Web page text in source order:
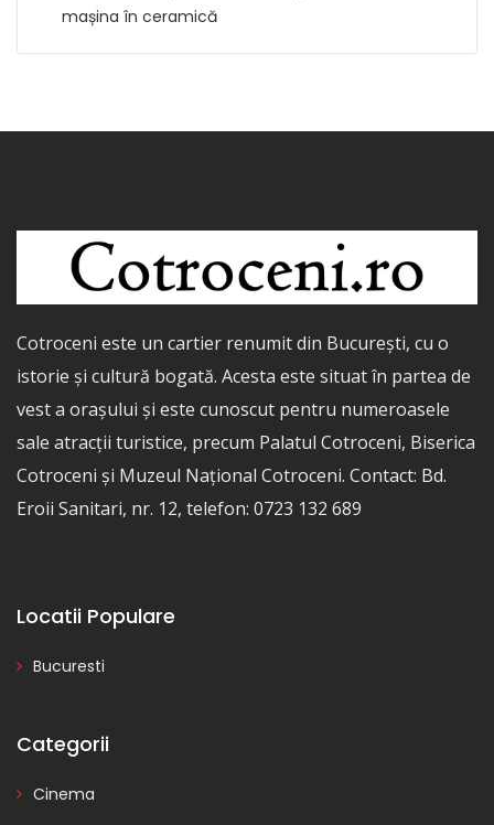
mașina în ceramică
Cotroceni este un cartier renumit din București, cu o
istorie și cultură bogată. Acesta este situat în partea de
vest a orașului și este cunoscut pentru numeroasele
sale atracții turistice, precum Palatul Cotroceni, Biserica
Cotroceni și Muzeul Național Cotroceni. Contact: Bd.
Eroii Sanitari, nr. 12, telefon: 0723 132 689
Locatii Populare
Bucuresti
Categorii
Cinema